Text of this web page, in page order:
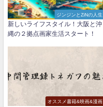
ジンジンとZiNの人生
新しいライフスタイル！大阪と沖
縄の２拠点画家生活スタート！
オススメ書籍&映画&漫画